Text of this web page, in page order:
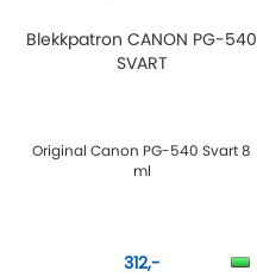
Blekkpatron CANON PG-540
SVART
Original Canon PG-540 Svart 8
ml
312,-